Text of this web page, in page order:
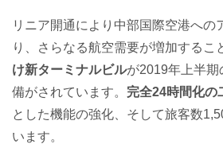
リニア開通により中部国際空港への
り、さらなる航空需要が増加するこ
け新ターミナルビルが2019年上半
備がされています。 完全24時間化の
とした機能の強化、そして旅客数
います。